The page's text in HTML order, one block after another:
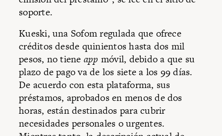
soporte.
Kueski, una Sofom regulada que ofrece
créditos desde quinientos hasta dos mil
pesos, no tiene app móvil, debido a que su
plazo de pago va de los siete a los 99 días.
De acuerdo con esta plataforma, sus
préstamos, aprobados en menos de dos
horas, están destinados para cubrir
necesidades personales o urgentes.